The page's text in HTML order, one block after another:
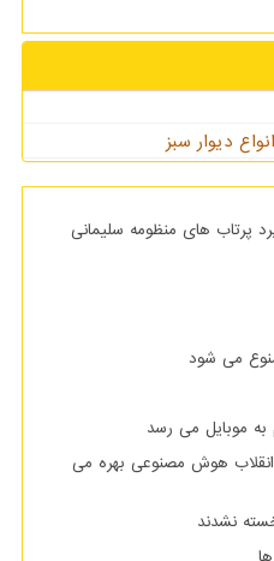
دیوار سبز
می گیرد پرتاب های منظومه سلیمانی
می شود
به موبایل می رسد
هوش مصنوعی بهره می
نشدند